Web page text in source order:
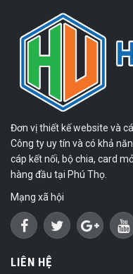
Đơn vị thiết kế website và
Công ty uy tín và có khả
cáp kết nối, bộ chia, card
hàng đầu tại Phú Thọ.
Mạng xã hội
LIÊN HỆ